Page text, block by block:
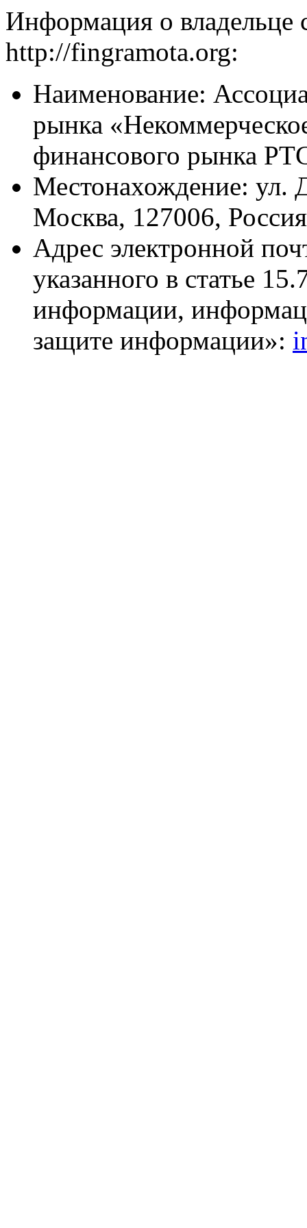
Информация о владельце
http://fingramota.org:
Наименование:
рынка
финансового рынка
Местонахождение: ул.
Москва, 127006,
Адрес электронной
указанного в статье
информации,
защите информации»: